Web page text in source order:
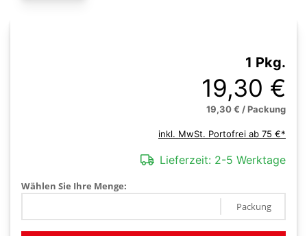
1 Pkg.
19,30 €
19,30 € / Packung
inkl. MwSt. Portofrei ab 75 €*
Lieferzeit: 2-5 Werktage
Wählen Sie Ihre Menge:
Packung